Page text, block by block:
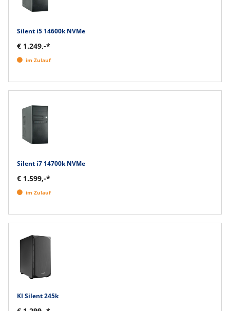
Silent i5 14600k NVMe
€ 1.249,-*
im Zulauf
Silent i7 14700k NVMe
€ 1.599,-*
im Zulauf
KI Silent 245k